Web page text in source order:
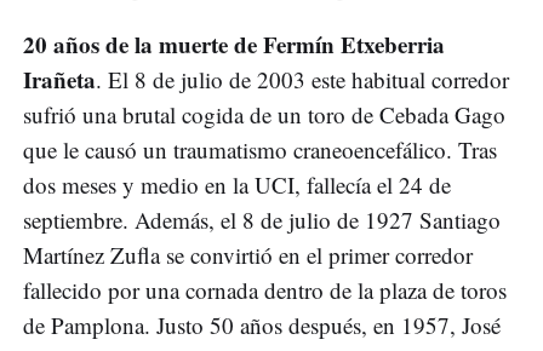
20 años de la muerte de Fermín Etxeberria
Irañeta. El 8 de julio de 2003 este habitual corredor
sufrió una brutal cogida de un toro de Cebada Gago
que le causó un traumatismo craneoencefálico. Tras
dos meses y medio en la UCI, fallecía el 24 de
septiembre. Además, el 8 de julio de 1927 Santiago
Martínez Zufla se convirtió en el primer corredor
fallecido por una cornada dentro de la plaza de toros
de Pamplona. Justo 50 años después, en 1957, José